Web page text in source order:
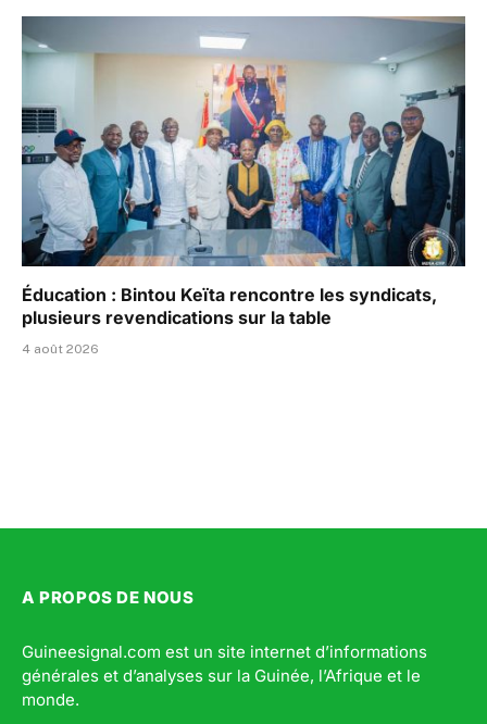
Éducation : Bintou Keïta rencontre les syndicats,
plusieurs revendications sur la table
4 août 2026
A PROPOS DE NOUS
Guineesignal.com est un site internet d’informations
générales et d’analyses sur la Guinée, l’Afrique et le
monde.